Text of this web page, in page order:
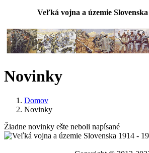
Veľká vojna a územie Slovenska
Novinky
Domov
Novinky
Žiadne novinky ešte neboli napísané